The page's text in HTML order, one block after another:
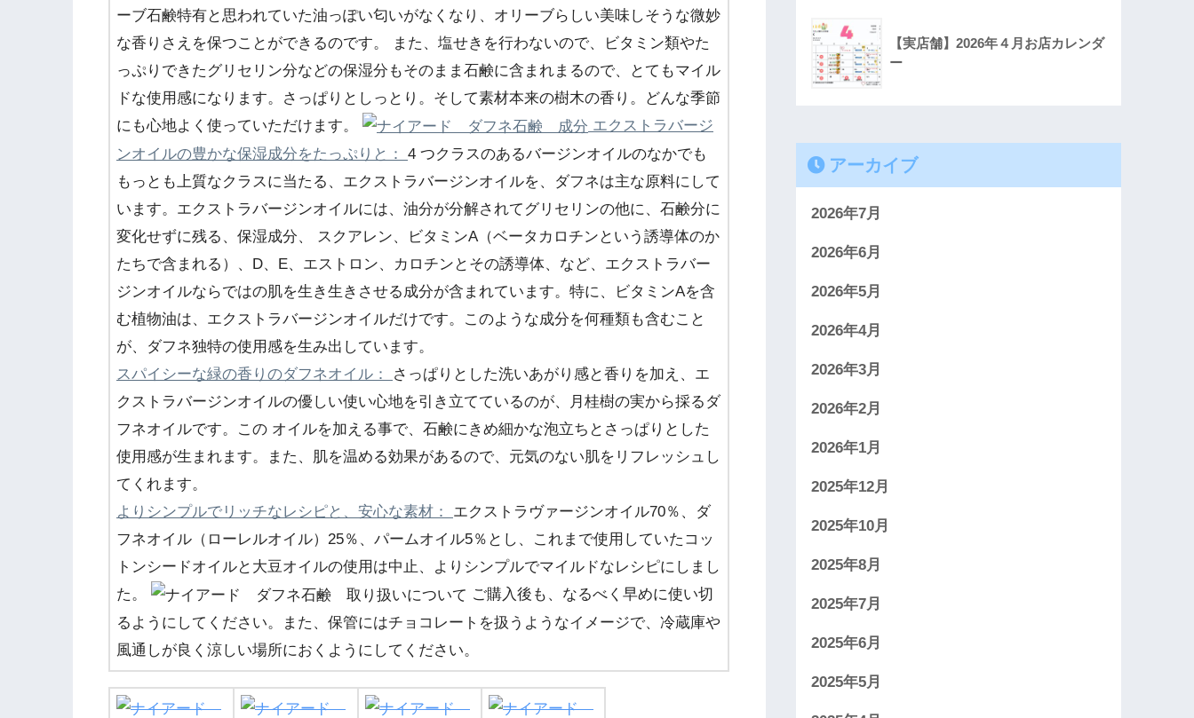
ーブ石鹸特有と思われていた油っぽい匂いがなくなり、オリーブらしい美味しそうな微妙
な香りさえを保つことができるのです。 また、塩せきを行わないので、ビタミン類やた
っぷりできたグリセリン分などの保湿分もそのまま石鹸に含まれまるので、とてもマイル
ドな使用感になります。さっぱりとしっとり。そして素材本来の樹木の香り。どんな季節
にも心地よく使っていただけます。
エクストラバージ
ンオイルの豊かな保湿成分をたっぷりと： 4 つクラスのあるバージンオイルのなかでも
もっとも上質なクラスに当たる、エクストラバージンオイルを、ダフネは主な原料にして
います。エクストラバージンオイルには、油分が分解されてグリセリンの他に、石鹸分に
変化せずに残る、保湿成分、 スクアレン、ビタミンA（ベータカロチンという誘導体のか
たちで含まれる）、D、E、エストロン、カロチンとその誘導体、など、エクストラバー
ジンオイルならではの肌を生き生きさせる成分が含まれています。特に、ビタミンAを含
む植物油は、エクストラバージンオイルだけです。このような成分を何種類も含むこと
が、ダフネ独特の使用感を生み出しています。
スパイシーな緑の香りのダフネオイル：
さっぱりとした洗いあがり感と香りを加え、エ
クストラバージンオイルの優しい使い心地を引き立てているのが、月桂樹の実から採るダ
フネオイルです。この オイルを加える事で、石鹸にきめ細かな泡立ちとさっぱりとした
使用感が生まれます。また、肌を温める効果があるので、元気のない肌をリフレッシュし
てくれます。
よりシンプルでリッチなレシピと、安心な素材： エクストラヴァージンオイル70％、ダ
フネオイル（ローレルオイル）25％、パームオイル5％とし、これまで使用していたコッ
トンシードオイルと大豆オイルの使用は中止、よりシンプルでマイルドなレシピにしまし
た。
ご購入後も、なるべく早めに使い切
るようにしてください。また、保管にはチョコレートを扱うようなイメージで、冷蔵庫や
風通しが良く涼しい場所におくようにしてください。
【実店舗】2026年４月お店カレンダ
ー
アーカイブ
2026年7月
2026年6月
2026年5月
2026年4月
2026年3月
2026年2月
2026年1月
2025年12月
2025年10月
2025年8月
2025年7月
2025年6月
2025年5月